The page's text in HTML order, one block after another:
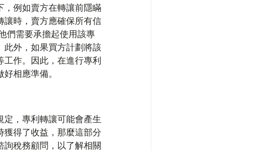
，例如賣方在轉讓前隱瞞
讓時，賣方應確保所有信
們需要承擔起使用該專
此外，如果買方計劃將該
作。因此，在進行專利
相應準備。
，專利轉讓可能會產生
獲得了收益，那麼這部分
稅務顧問，以了解相關